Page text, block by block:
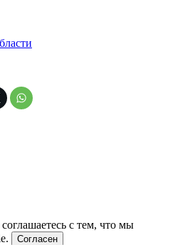
с тем, что мы
Согласен